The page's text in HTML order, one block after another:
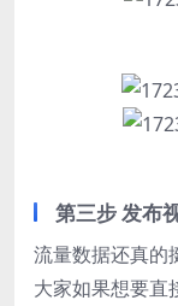
第三步 发布
流量数据还真的
大家如果想要直